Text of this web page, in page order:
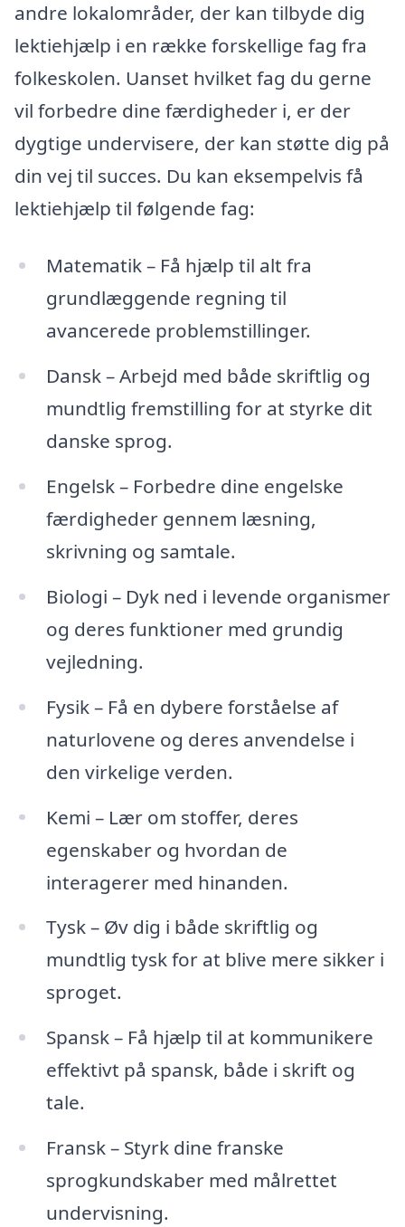
andre lokalområder, der kan tilbyde dig
lektiehjælp i en række forskellige fag fra
folkeskolen. Uanset hvilket fag du gerne
vil forbedre dine færdigheder i, er der
dygtige undervisere, der kan støtte dig på
din vej til succes. Du kan eksempelvis få
lektiehjælp til følgende fag:
Matematik – Få hjælp til alt fra
grundlæggende regning til
avancerede problemstillinger.
Dansk – Arbejd med både skriftlig og
mundtlig fremstilling for at styrke dit
danske sprog.
Engelsk – Forbedre dine engelske
færdigheder gennem læsning,
skrivning og samtale.
Biologi – Dyk ned i levende organismer
og deres funktioner med grundig
vejledning.
Fysik – Få en dybere forståelse af
naturlovene og deres anvendelse i
den virkelige verden.
Kemi – Lær om stoffer, deres
egenskaber og hvordan de
interagerer med hinanden.
Tysk – Øv dig i både skriftlig og
mundtlig tysk for at blive mere sikker i
sproget.
Spansk – Få hjælp til at kommunikere
effektivt på spansk, både i skrift og
tale.
Fransk – Styrk dine franske
sprogkundskaber med målrettet
undervisning.